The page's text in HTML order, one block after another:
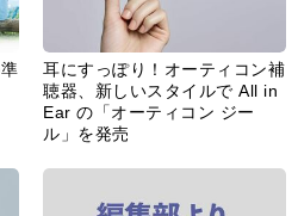
耳にすっぽり！オーティコン補
聴器、新しいスタイルで All in
Ear の「オーティコン ジー
ル」を発売